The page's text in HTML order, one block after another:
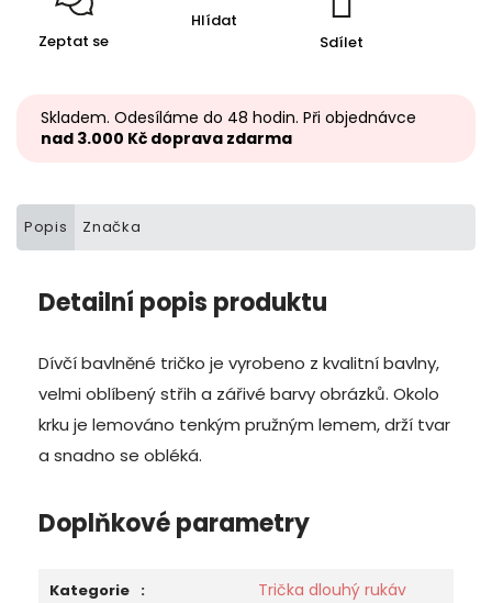
Zeptat se
Hlídat
Sdílet
Skladem. Odesíláme do 48 hodin. Při objednávce
nad 3.000 Kč doprava zdarma
Popis Značka
Detailní popis produktu
Dívčí bavlněné tričko je vyrobeno z kvalitní bavlny,
velmi oblíbený střih a zářivé barvy obrázků. Okolo
krku je lemováno tenkým pružným lemem, drží tvar
a snadno se obléká.
Doplňkové parametry
Kategorie : Trička dlouhý rukáv